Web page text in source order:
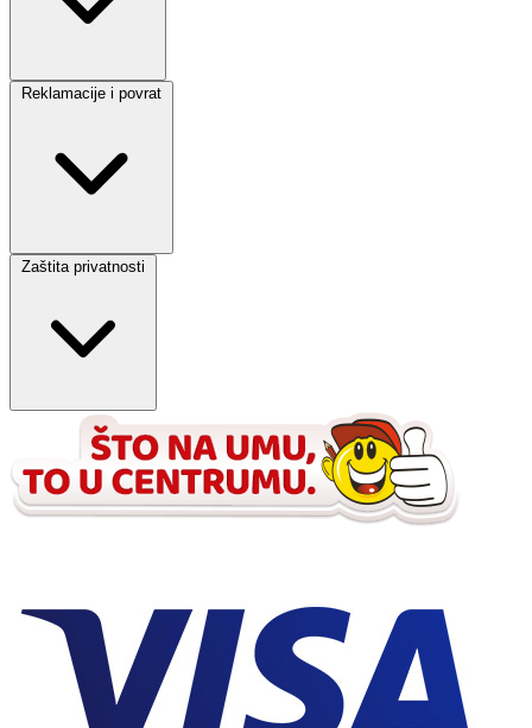
Reklamacije i povrat
Zaštita privatnosti